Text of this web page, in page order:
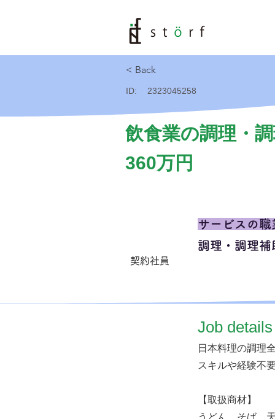
< Back
ID: 2323045258
飲食業の調理・
360万円
契約社員
サービスの職
調理・調理補
​Job details
日本料理の調理
スキルや経験不
【取扱商材】
うどん、そば、